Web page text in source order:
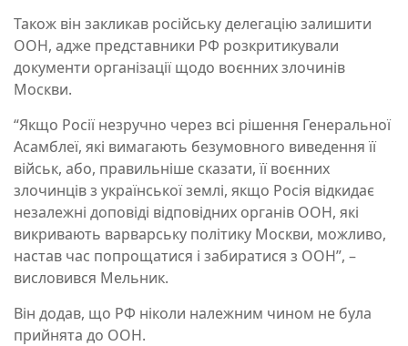
Також він закликав російську делегацію залишити
ООН, адже представники РФ розкритикували
документи організації щодо воєнних злочинів
Москви.
“Якщо Росії незручно через всі рішення Генеральної
Асамблеї, які вимагають безумовного виведення її
військ, або, правильніше сказати, її воєнних
злочинців з української землі, якщо Росія відкидає
незалежні доповіді відповідних органів ООН, які
викривають варварську політику Москви, можливо,
настав час попрощатися і забиратися з ООН”, –
висловився Мельник.
Він додав, що РФ ніколи належним чином не була
прийнята до ООН.